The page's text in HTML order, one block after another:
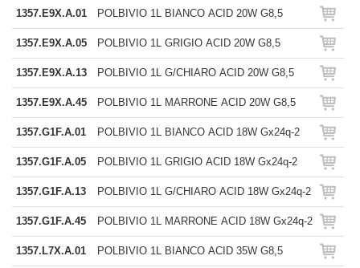
1357.E9X.A.01 POLBIVIO 1L BIANCO ACID 20W G8,5
1357.E9X.A.05 POLBIVIO 1L GRIGIO ACID 20W G8,5
1357.E9X.A.13 POLBIVIO 1L G/CHIARO ACID 20W G8,5
1357.E9X.A.45 POLBIVIO 1L MARRONE ACID 20W G8,5
1357.G1F.A.01 POLBIVIO 1L BIANCO ACID 18W Gx24q-2
1357.G1F.A.05 POLBIVIO 1L GRIGIO ACID 18W Gx24q-2
1357.G1F.A.13 POLBIVIO 1L G/CHIARO ACID 18W Gx24q-2
1357.G1F.A.45 POLBIVIO 1L MARRONE ACID 18W Gx24q-2
1357.L7X.A.01 POLBIVIO 1L BIANCO ACID 35W G8,5